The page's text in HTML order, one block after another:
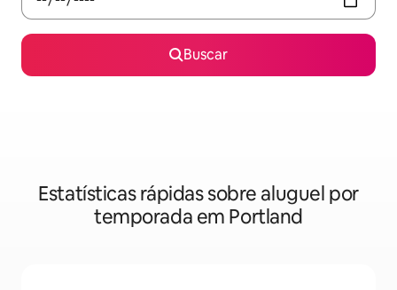
Buscar
Estatísticas rápidas sobre aluguel por
temporada em Portland